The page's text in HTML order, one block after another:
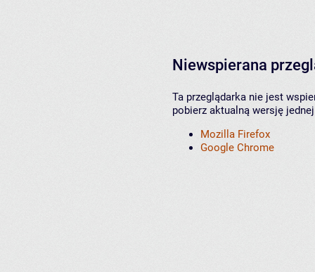
Niewspierana
Ta przeglądarka nie jest
pobierz aktualną wersję
Mozilla Firefox
Google Chrome